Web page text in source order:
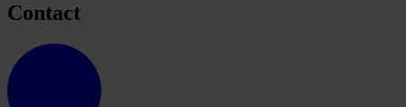
Contact